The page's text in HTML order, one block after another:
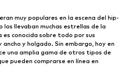
muy populares en la escena del hip-
los llevaban muchas estrellas de la
es conocida sobre todo por sus
y holgado. Sin embargo, hoy en
una amplia gama de otros tipos de
pueden comprarse en línea en